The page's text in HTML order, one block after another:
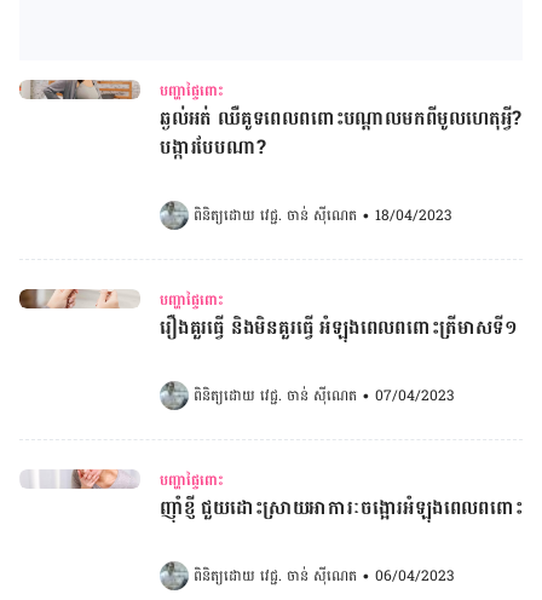
បញ្ហាផ្ទៃពោះ
ឆ្ងល់អត់ ឈឺគូទពេលពពោះបណ្តាលមកពីមូលហេតុអ្វី?
បង្ការបែបណា?
ពិនិត្យដោយ វេជ្ជ. ចាន់ ស៊ីណេត • 18/04/2023
បញ្ហាផ្ទៃពោះ
រឿងគួរធ្វើ និងមិនគួរធ្វើ អំឡុងពេលពពោះត្រីមាសទី១
ពិនិត្យដោយ វេជ្ជ. ចាន់ ស៊ីណេត • 07/04/2023
បញ្ហាផ្ទៃពោះ
ញ៉ាំ​ខ្ញី ជួយដោះស្រាយអាការៈចង្អោរអំឡុងពេលពពោះ
ពិនិត្យដោយ វេជ្ជ. ចាន់ ស៊ីណេត • 06/04/2023